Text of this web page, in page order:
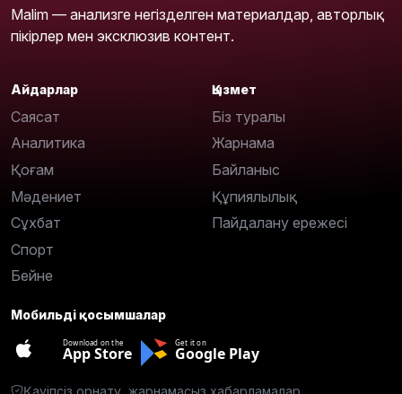
Malim — анализге негізделген материалдар, авторлық
пікірлер мен эксклюзив контент.
Айдарлар
Саясат
Аналитика
Қоғам
Мәдениет
Сұхбат
Спорт
Бейне
Қызмет
Біз туралы
Жарнама
Байланыс
Құпиялылық
Пайдалану ережесі
Мобильді қосымшалар
Download on the
App Store
Get it on
Google Play
Қауіпсіз орнату, жарнамасыз хабарламалар.